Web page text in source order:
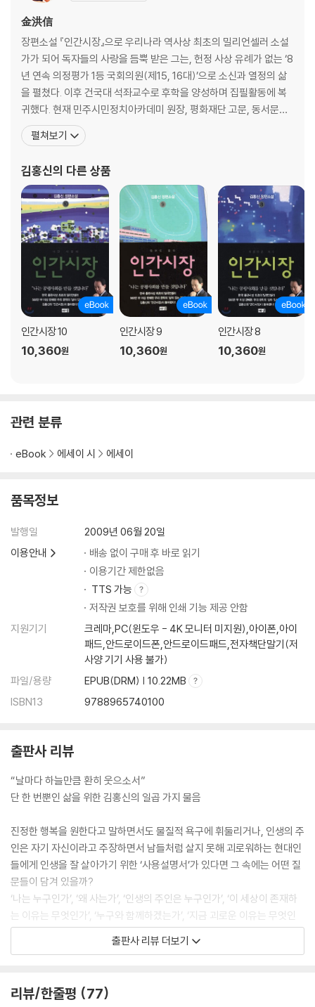
미움을 포기하는 법｜마음에 박힌 가시｜용서의 위대함
7장 어떻게 마음을 다스리겠습니까
깨달음을 얻은 날｜소박하게 산다는 것｜행복에 이르는 일곱 가지 방법
金洪信
장편소설 『인간시장』으로 우리나라 역사상 최초의 밀리언셀러 소설
가가 되어 독자들의 사랑을 듬뿍 받은 그는, 헌정 사상 유례가 없는 ‘8
년 연속 의정평가 1등 국회의원(제15, 16대)’으로 소신과 열정의 삶
을 펼쳤다. 이후 건국대 석좌교수로 후학을 양성하며 집필활동에 복
귀했다. 현재 민주시민정치아카데미 원장, 평화재단 고문, 동서문학
상 운영위원장 등으로 활동하고 있다. 충남 공주에서 태어나 논산에
서 성장했으며 건국대 국문과를 졸업하고 동대학원에서 문학박사 및
이후 『인간시장』 『칼날 위의 전쟁』 『바람 바람 바
펼쳐보기
김홍신의 다른 상품
인간시장 10
10,360원
인간시장 9
10,360원
인간시장 8
10,360원
관련 분류
eBook 에세이 시 에세이
품목정보
발행일
2009년 06월 20일
이용안내
배송 없이 구매 후 바로 읽기
이용기간 제한없음
TTS 가능
저작권 보호를 위해 인쇄 기능 제공 안함
지원기기
크레마,PC(윈도우 - 4K 모니터 미지원),아이폰,아이
패드,안드로이드폰,안드로이드패드,전자책단말기(저
사양 기기 사용 불가)
파일/용량
EPUB(DRM) | 10.22MB
ISBN13
9788965740100
출판사 리뷰
“날마다 하늘만큼 환히 웃으소서”
단 한 번뿐인 삶을 위한 김홍신의 일곱 가지 물음
진정한 행복을 원한다고 말하면서도 물질적 욕구에 휘둘리거나, 인생의 주
인은 자기 자신이라고 주장하면서 남들처럼 살지 못해 괴로워하는 현대인
들에게 인생을 잘 살아가기 위한 ‘사용설명서’가 있다면 그 속에는 어떤 질
문들이 담겨 있을까?
‘나는 누구인가’, ‘왜 사는가’, ‘인생의 주인은 누구인가’, ‘이 세상이 존재하
는 이유는 무엇인가’, ‘누구와 함께하겠는가’, ‘지금 괴로운 이유는 무엇인
가’, ‘어떻게 마음을 다스리겠는가’처럼 단 한 번뿐인 인생에서 항상 되짚어
봐야 할 물음을 통해 인생의 참 의미를 스스로 깨닫게 만들어주는 『김홍신
우리나라 최초의 밀리언셀러 작가, 뛰어난 언변과 열정을 품은 방송인, 8
출판사 리뷰 더보기
리뷰/한줄평 77